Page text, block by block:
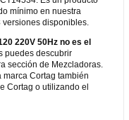
mínimo en nuestra
disponibles.
220V 50Hz no es el
puedes descubrir
sección de Mezcladoras.
marca Cortag también
Cortag o utilizando el